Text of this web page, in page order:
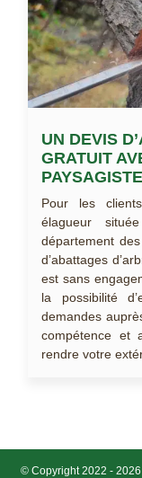
UN DEVIS
GRATUIT
Pour les
élagueur
département
d’abattages
est sans
la possibilité
demandes
compétence et
rendre votre
© Copyright 2022 - 2026